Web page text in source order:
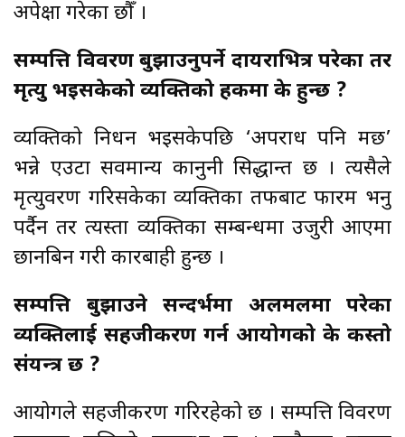
अपेक्षा गरेका छौँ ।
सम्पत्ति विवरण बुझाउनुपर्ने दायराभित्र परेका तर
मृत्यु भइसकेको व्यक्तिको हकमा के हुन्छ ?
व्यक्तिको निधन भइसकेपछि ‘अपराध पनि मर्छ’
भन्ने एउटा सर्वमान्य कानुनी सिद्धान्त छ । त्यसैले
मृत्युवरण गरिसकेका व्यक्तिका तर्फबाट फारम भर्नु
पर्दैन तर त्यस्ता व्यक्तिका सम्बन्धमा उजुरी आएमा
छानबिन गरी कारबाही हुन्छ ।
सम्पत्ति बुझाउने सन्दर्भमा अलमलमा परेका
व्यक्तिलाई सहजीकरण गर्न आयोगको के कस्तो
संयन्त्र छ ?
आयोगले सहजीकरण गरिरहेको छ । सम्पत्ति विवरण